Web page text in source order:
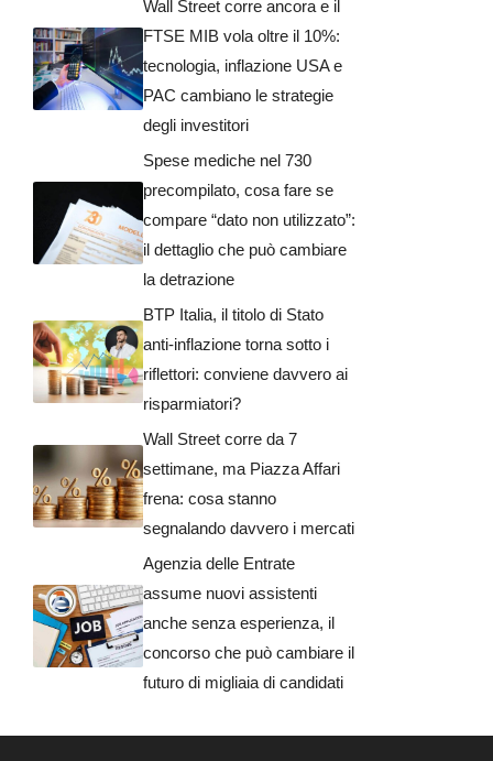
Wall Street corre ancora e il
FTSE MIB vola oltre il 10%:
tecnologia, inflazione USA e
PAC cambiano le strategie
degli investitori
Spese mediche nel 730
precompilato, cosa fare se
compare “dato non utilizzato”:
il dettaglio che può cambiare
la detrazione
BTP Italia, il titolo di Stato
anti-inflazione torna sotto i
riflettori: conviene davvero ai
risparmiatori?
Wall Street corre da 7
settimane, ma Piazza Affari
frena: cosa stanno
segnalando davvero i mercati
Agenzia delle Entrate
assume nuovi assistenti
anche senza esperienza, il
concorso che può cambiare il
futuro di migliaia di candidati